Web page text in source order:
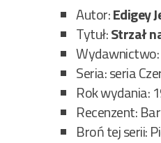
Autor:Edigey
Tytuł:Strzał
Seria: seria
Rok wydania:
Recenzent:
Broń tej serii: